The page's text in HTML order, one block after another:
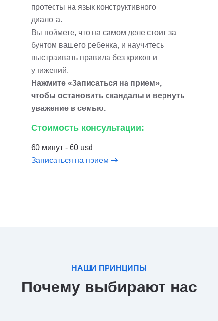
протесты на язык конструктивного
диалога.
Вы поймете, что на самом деле стоит за
бунтом вашего ребенка, и научитесь
выстраивать правила без криков и
унижений.
Нажмите «Записаться на прием»,
чтобы остановить скандалы и вернуть
уважение в семью.
Стоимость консультации:
60 минут - 60 usd
Записаться на прием
НАШИ ПРИНЦИПЫ
Почему выбирают нас